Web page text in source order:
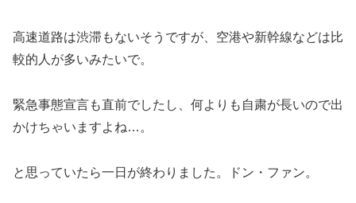
高速道路は渋滞もないそうですが、空港や新幹線などは比
較的人が多いみたいで。
緊急事態宣言も直前でしたし、何よりも自粛が長いので出
かけちゃいますよね…。
と思っていたら一日が終わりました。ドン・ファン。